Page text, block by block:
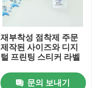
재부착성 점착제 주문
제작된 사이즈와 디지
털 프린팅 스티커 라벨
문의 보내기